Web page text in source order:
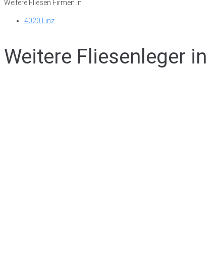
Weitere Fliesen Firmen in
4020 Linz
Weitere Fliesenleger in